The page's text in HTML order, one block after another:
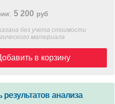
5 200 руб
без учета стоимости
материала
в корзину
результатов анализа